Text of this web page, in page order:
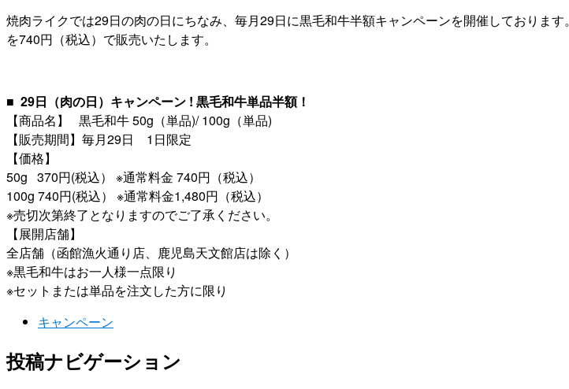
焼肉ライクでは29日の肉の日にちなみ、毎月29日に黒毛和牛半額キャンペーンを開催しておりま
を740円（税込）で販売いたします。
■ 29日（肉の日）キャンペーン ! 黒毛和牛単品半額！
【商品名】 黒毛和牛 50g（単品)/ 100g（単品)
【販売期間】毎月29日 1日限定
【価格】
50g 370円(税込） ※通常料金 740円（税込）
100g 740円(税込） ※通常料金1,480円（税込）
※売切次第終了となりますのでご了承ください。
【展開店舗】
全店舗（函館漁火通り店、鹿児島天文館店は除く）
※黒毛和牛はお一人様一点限り
※セットまたは単品を注文した方に限り
キャンペーン
投稿ナビゲーション